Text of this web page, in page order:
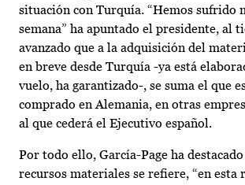
situación con Turquía. “Hemos sufrido
semana” ha apuntado el presidente, al
avanzado que a la adquisición del
en breve desde Turquía -ya está
vuelo, ha garantizado-, se suma el que
comprado en Alemania, en otras
al que cederá el Ejecutivo español.
Por todo ello, García-Page ha
recursos materiales se refiere, “en esta